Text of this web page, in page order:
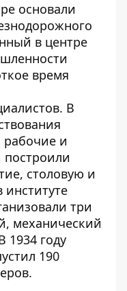
основали
в центре
время
В
рабочие и
столовую и
три
механический
1934 году
190